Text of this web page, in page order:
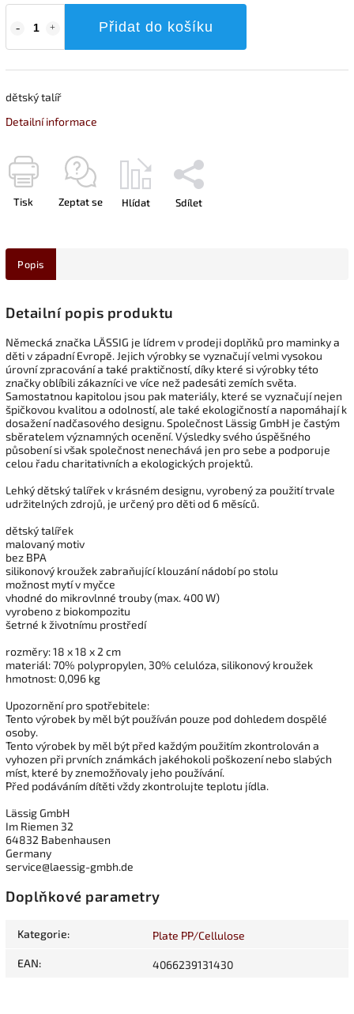
Přidat do košíku
dětský talíř
Detailní informace
Tisk Zeptat se Hlídat Sdílet
Popis
Detailní popis produktu
Německá značka LÄSSIG je lídrem v prodeji doplňků pro maminky a
děti v západní Evropě. Jejich výrobky se vyznačují velmi vysokou
úrovní zpracování a také praktičností, díky které si výrobky této
značky oblíbili zákazníci ve více než padesáti zemích světa.
Samostatnou kapitolou jsou pak materiály, které se vyznačují nejen
špičkovou kvalitou a odolností, ale také ekologičností a napomáhají k
dosažení nadčasového designu. Společnost Lässig GmbH je častým
sběratelem významných ocenění. Výsledky svého úspěšného
působení si však společnost nenechává jen pro sebe a podporuje
celou řadu charitativních a ekologických projektů.
Lehký dětský talířek v krásném designu, vyrobený za použití trvale
udržitelných zdrojů, je určený pro děti od 6 měsíců.
dětský talířek
malovaný motiv
bez BPA
silikonový kroužek zabraňující klouzání nádobí po stolu
možnost mytí v myčce
vhodné do mikrovlnné trouby (max. 400 W)
vyrobeno z biokompozitu
šetrné k životnímu prostředí
rozměry: 18 x 18 x 2 cm
materiál: 70% polypropylen, 30% celulóza, silikonový kroužek
hmotnost: 0,096 kg
Upozornění pro spotřebitele:
Tento výrobek by měl být používán pouze pod dohledem dospělé
osoby.
Tento výrobek by měl být před každým použitím zkontrolován a
vyhozen při prvních známkách jakéhokoli poškození nebo slabých
míst, které by znemožňovaly jeho používání.
Před podáváním dítěti vždy zkontrolujte teplotu jídla.
Lässig GmbH
Im Riemen 32
64832 Babenhausen
Germany
service@laessig-gmbh.de
Doplňkové parametry
Kategorie: Plate PP/Cellulose
EAN: 4066239131430